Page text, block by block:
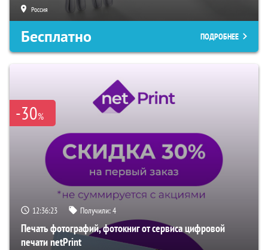
Россия
Бесплатно ПОДРОБНЕЕ
-30%
12:36:22 Получили:4
Печать фотографий, фотокниг от сервиса цифровой
печати netPrint